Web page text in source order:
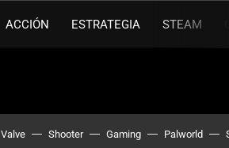
ACCIÓN ESTRATEGIA STEAM
Valve Shooter Gaming Palworld